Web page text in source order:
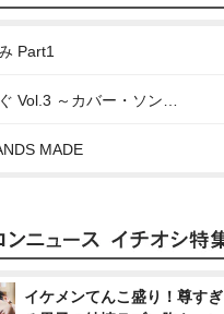
Part1
MADE
イケメンてんこ盛り！尊すぎ